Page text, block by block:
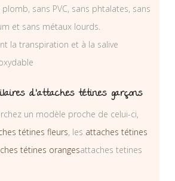
plomb, sans PVC, sans phtalates, sans
et sans métaux lourds.
la transpiration et à la salive
d’attaches tétines garçons
un modèle proche de celui-ci,
tétines fleurs, les attaches tétines
tétines orangesattaches tetines